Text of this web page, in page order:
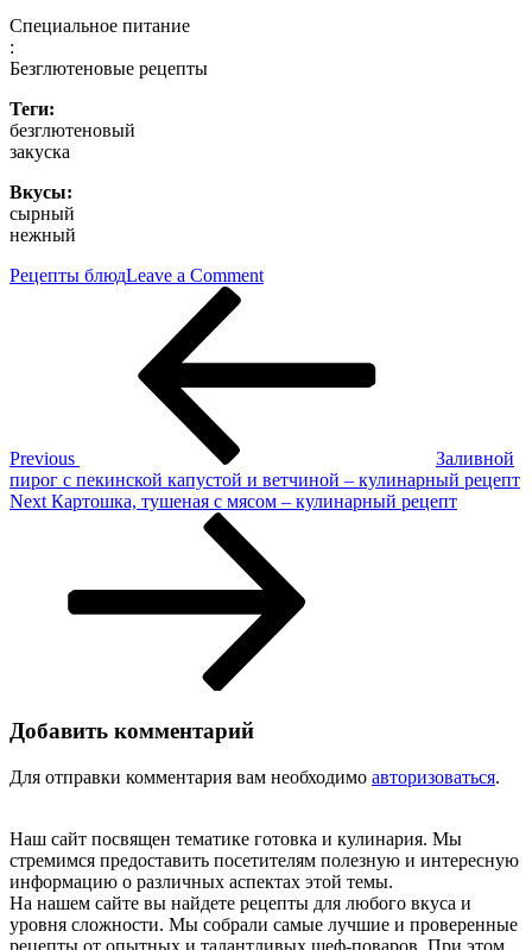
Специальное питание
:
Безглютеновые рецепты
Теги:
безглютеновый
закуска
Вкусы:
сырный
нежный
Рецепты блюдLeave a Commenton
–
Previous
Заливной
пирог с пекинской капустой и ветчиной – кулинарный рецепт
Next
Next Картошка, тушеная с мясом – кулинарный рецепт
Добавить комментарий
Для отправки комментария вам необходимо авторизоваться.
Наш сайт посвящен тематике готовка и кулинария. Мы
стремимся предоставить посетителям полезную и интересную
информацию о различных аспектах этой темы.
На нашем сайте вы найдете рецепты для любого вкуса и
уровня сложности. Мы собрали самые лучшие и проверенные
рецепты от опытных и талантливых шеф-поваров. При этом,